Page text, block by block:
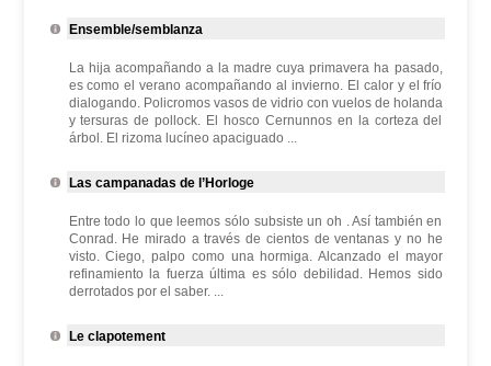
Ensemble/semblanza
La hija acompañando a la madre cuya primavera ha pasado,
es como el verano acompañando al invierno. El calor y el frío
dialogando. Policromos vasos de vidrio con vuelos de holanda
y tersuras de pollock. El hosco Cernunnos en la corteza del
árbol. El rizoma lucíneo apaciguado ...
Las campanadas de l’Horloge
Entre todo lo que leemos sólo subsiste un oh . Así también en
Conrad. He mirado a través de cientos de ventanas y no he
visto. Ciego, palpo como una hormiga. Alcanzado el mayor
refinamiento la fuerza última es sólo debilidad. Hemos sido
derrotados por el saber. ...
Le clapotement